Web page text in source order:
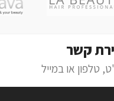
קשר
טלפון או במייל